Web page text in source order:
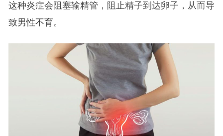
这种炎症会阻塞输精管，阻止精子到达卵子，从而导
致男性不育。